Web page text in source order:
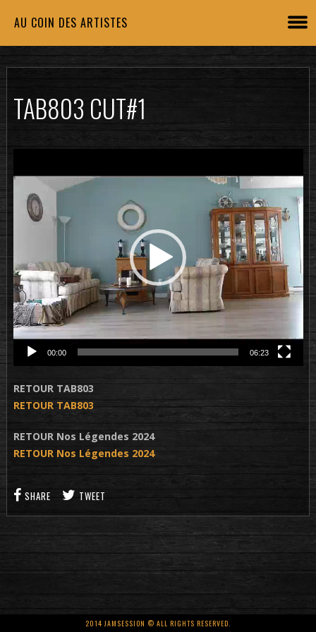
AU COIN DES ARTISTES
TAB803 CUT#1
vidéo
00:00 06:23
RETOUR TAB803
RETOUR TAB803
RETOUR Nos Légendes 2024
RETOUR Nos Légendes 2024
SHARE TWEET
2014 JAMSESSION © ALL RIGHTS RESERVED.